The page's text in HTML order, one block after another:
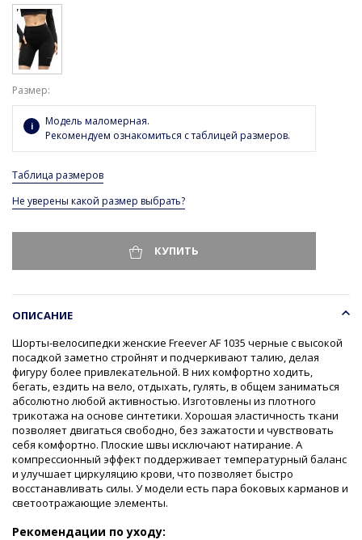
Размер
Модель маломерная.
Рекомендуем ознакомиться с таблицей размеров.
Таблица размеров
Не уверены какой размер выбрать?
КУПИТЬ
ОПИСАНИЕ
Шорты-велосипедки женские Freever AF 1035 черные с высокой
посадкой заметно стройнят и подчеркивают талию, делая
фигуру более привлекательной. В них комфортно ходить,
бегать, ездить на вело, отдыхать, гулять, в общем заниматься
абсолютно любой активностью. Изготовлены из плотного
трикотажа на основе синтетики. Хорошая эластичность ткани
позволяет двигаться свободно, без зажатости и чувствовать
себя комфортно. Плоские швы исключают натирание. А
компрессионный эффект поддерживает температурный баланс
и улучшает циркуляцию крови, что позволяет быстро
восстанавливать силы. У модели есть пара боковых карманов и
светоотражающие элементы.
Рекомендации по уходу: